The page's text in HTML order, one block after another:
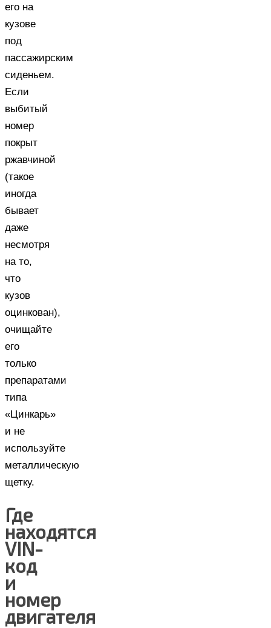
его на
кузове
под
пассажирским
сиденьем.
Если
выбитый
номер
покрыт
ржавчиной
(такое
иногда
бывает
даже
несмотря
на то,
что
кузов
оцинкован),
очищайте
его
только
препаратами
типа
«Цинкарь»
и не
используйте
металлическую
щетку.
Где
находятся
VIN-
код
и
номер
двигателя